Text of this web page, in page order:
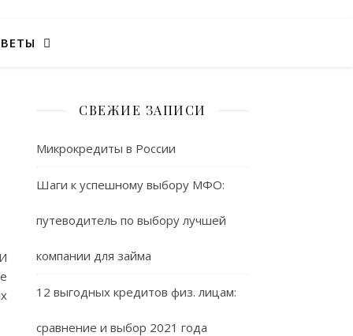
СВЕЖИЕ ЗАПИСИ
Микрокредиты в России
Шаги к успешному выбору МФО:
путеводитель по выбору лучшей
компании для займа
12 выгодных кредитов физ. лицам:
сравнение и выбор 2021 года